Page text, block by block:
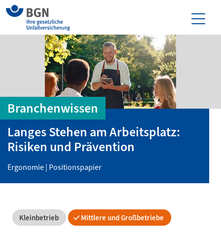
Branchenwissen
Langes Stehen am Arbeitsplatz:
Risiken und Prävention
Ergonomie | Positionspapier
Kleinbetrieb Mittlere und Großbetriebe